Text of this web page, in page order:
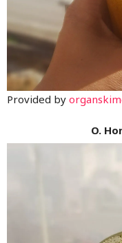
Provided by
O.